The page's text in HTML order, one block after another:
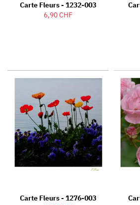
Carte Fleurs - 1232-003
6,90 CHF
Carte Fleurs - 1276-003